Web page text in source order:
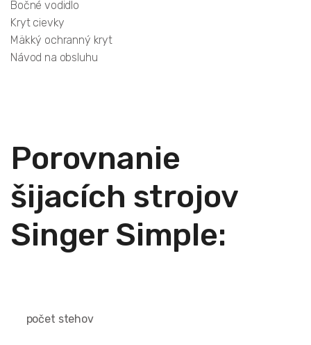
Bočné vodidlo
Kryt cievky
Mäkký ochranný kryt
Návod na obsluhu
Porovnanie
šijacích strojov
Singer Simple:
počet stehov